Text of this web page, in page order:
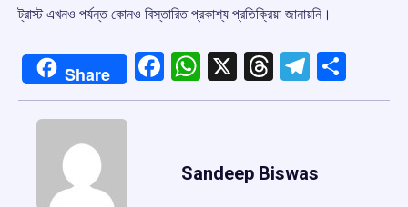
ট্রাস্ট এখনও পর্যন্ত কোনও বিস্তারিত প্রকাশ্য প্রতিক্রিয়া জানায়নি।
Share Facebook
WhatsApp
X Threads
Sandeep Biswas